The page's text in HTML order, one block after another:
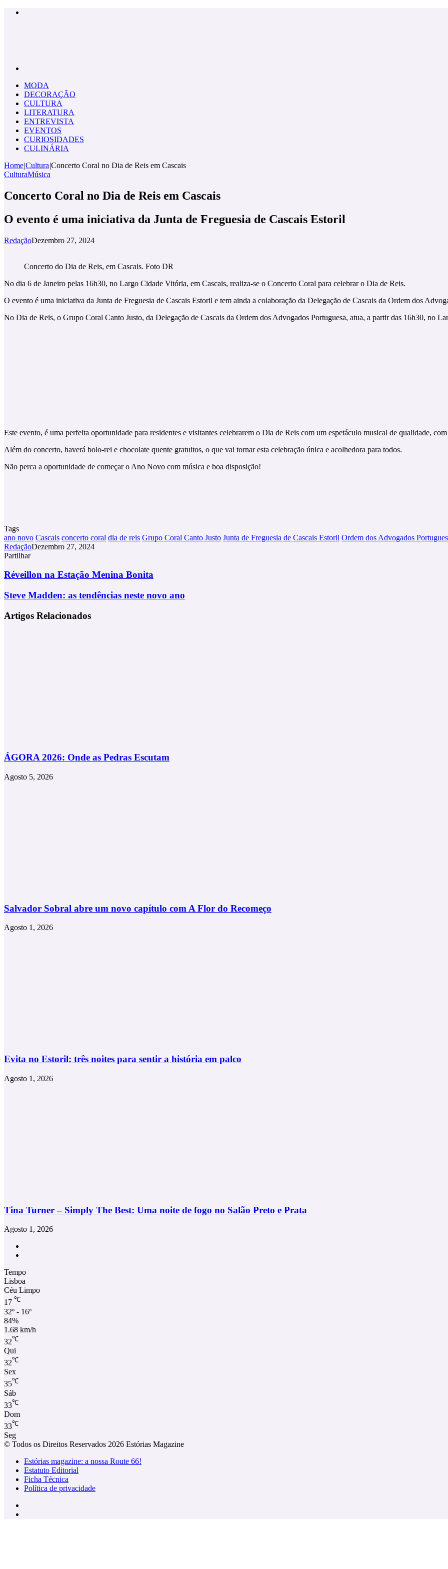
MODA
DECORAÇÃO
CULTURA
LITERATURA
ENTREVISTA
EVENTOS
CURIOSIDADES
CULINÁRIA
Home|Cultura|Concerto Coral no Dia de Reis em Cascais
CulturaMúsica
Concerto Coral no Dia de Reis em Cascais
O evento é uma iniciativa da Junta de Freguesia de Cascais Estoril
RedaçãoDezembro 27, 2024
Concerto do Dia de Reis, em Cascais. Foto DR
No dia 6 de Janeiro pelas 16h30, no Largo Cidade Vitória, em Cascais, realiza-se o Concerto Coral para celebrar o Dia de Reis.
O evento é uma iniciativa da Junta de Freguesia de Cascais Estoril e tem ainda a colaboração da Delegação de Cascais da Ordem dos
No Dia de Reis, o Grupo Coral Canto Justo, da Delegação de Cascais da Ordem dos Advogados Portuguesa, atua, a partir das 16h30, no
Este evento, é uma perfeita oportunidade para residentes e visitantes celebrarem o Dia de Reis com um espetáculo musical de qualidade,
Além do concerto, haverá bolo-rei e chocolate quente gratuitos, o que vai tornar esta celebração única e acolhedora para todos.
Não perca a oportunidade de começar o Ano Novo com música e boa disposição!
Tags
ano novo Cascais concerto coral dia de reis Grupo Coral Canto Justo Junta de Freguesia de Cascais Estoril Ordem dos Advogados
RedaçãoDezembro 27, 2024
Partilhar
Via
Réveillon
Estação
Menina Bonita
Réveillon na Estação Menina Bonita
Steve
as
tendências
Steve Madden: as tendências neste novo ano
Artigos Relacionados
ÁGORA 2026: Onde as Pedras Escutam
Agosto 5, 2026
Salvador Sobral abre um novo capítulo com A Flor do Recomeço
Agosto 1, 2026
Evita no Estoril: três noites para sentir a história em palco
Agosto 1, 2026
Tina Turner – Simply The Best: Uma noite de fogo no Salão Preto e Prata
Agosto 1, 2026
Tempo
Lisboa
Céu Limpo
17 ℃
32º - 16º
84%
1.68 km/h
32℃
Qui
32℃
Sex
35℃
Sáb
33℃
Dom
33℃
Seg
© Todos os Direitos Reservados 2026 Estórias Magazine
Estórias magazine: a nossa Route 66!
Estatuto Editorial
Ficha Técnica
Política de privacidade